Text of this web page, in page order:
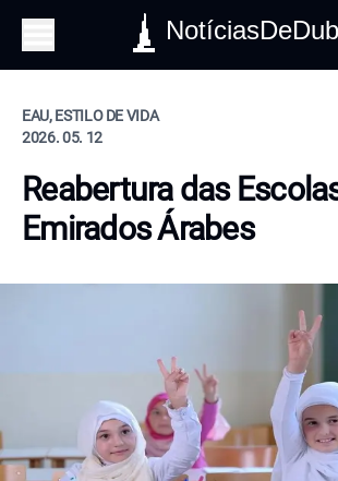
EAU, ESTILO DE VIDA
2026. 05. 12
Reabertura das
Emirados Árabes